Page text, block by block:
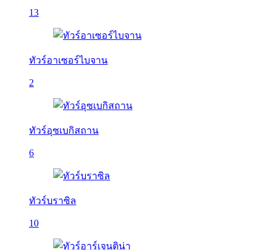
13
ทัวร์อาเซอร์ไบจาน
2
ทัวร์อุซเบกิสถาน
6
ทัวร์บราซิล
10